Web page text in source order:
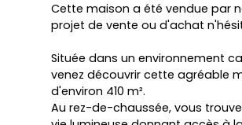
Cette maison a été vendue par
projet de vente ou d'achat
Située dans un environnement
venez découvrir cette agréable
d'environ 410 m².
Au rez-de-chaussée, vous